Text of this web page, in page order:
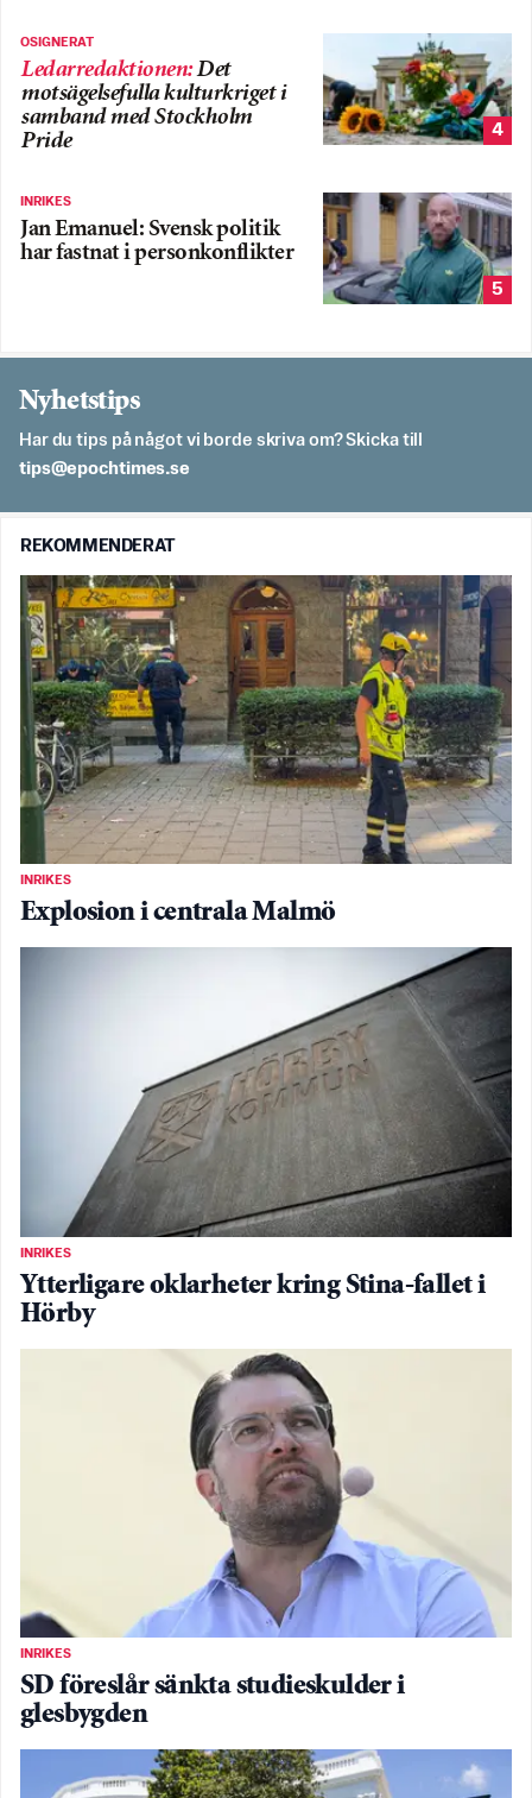
OSIGNERAT
Ledarredaktionen:Det
motsägelsefulla kulturkriget i
samband med Stockholm
Pride
4
INRIKES
Jan Emanuel: Svensk politik
har fastnat i personkonflikter
5
Nyhetstips
Har du tips på något vi borde skriva om? Skicka till
es.semithcope@spit
REKOMMENDERAT
INRIKES
Explosion i centrala Malmö
INRIKES
Ytterligare oklarheter kring Stina-fallet i
Hörby
INRIKES
SD föreslår sänkta studieskulder i
glesbygden